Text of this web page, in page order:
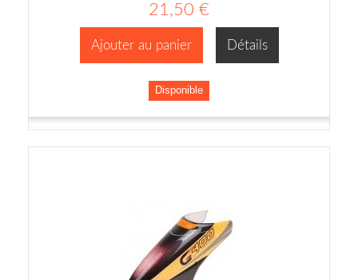
21,50 €
Ajouter au panier Détails
Disponible